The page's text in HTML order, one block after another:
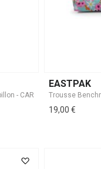
EASTPAK
19,00 €